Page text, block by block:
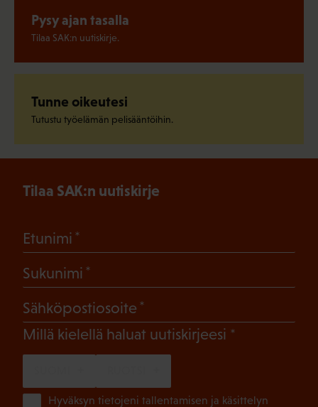
Pysy ajan tasalla
Tilaa SAK:n uutiskirje.
Tunne oikeutesi
Tutustu työelämän pelisääntöihin.
Tilaa SAK:n uutiskirje
Etunimi
Sukunimi
Sähköpostiosoite
Millä kielellä haluat uutiskirjeesi (Pakollinen)
Hyväksyn tietojeni tallentamisen ja käsittelyn